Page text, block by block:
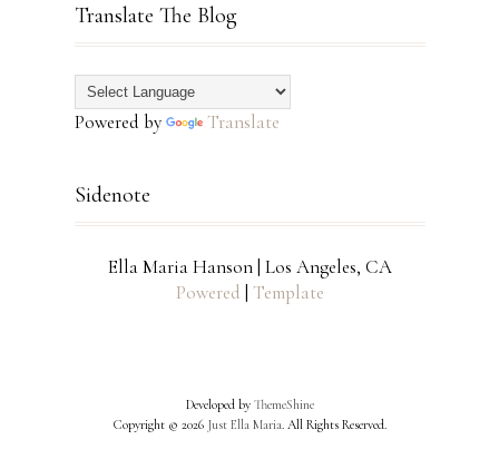
Translate The Blog
Powered by Translate
Sidenote
Ella Maria Hanson | Los Angeles, CA
Powered
Template
Developed by ThemeShine
Copyright © 2026 Just Ella Maria . All Rights Reserved.